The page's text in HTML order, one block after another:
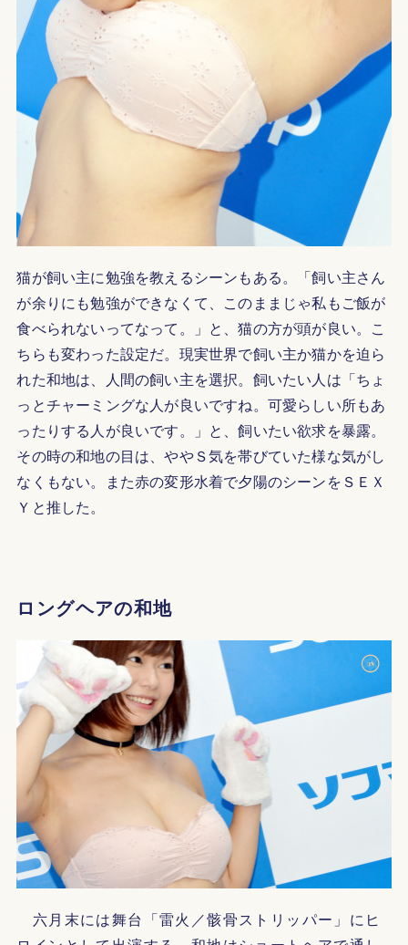
猫が飼い主に勉強を教えるシーンもある。「飼い主さん
が余りにも勉強ができなくて、このままじゃ私もご飯が
食べられないってなって。」と、猫の方が頭が良い。こ
ちらも変わった設定だ。現実世界で飼い主か猫かを迫ら
れた和地は、人間の飼い主を選択。飼いたい人は「ちょ
っとチャーミングな人が良いですね。可愛らしい所もあ
ったりする人が良いです。」と、飼いたい欲求を暴露。
その時の和地の目は、ややＳ気を帯びていた様な気がし
なくもない。また赤の変形水着で夕陽のシーンをＳＥＸ
Ｙと推した。
ロングヘアの和地
六月末には舞台「雷火／骸骨ストリッパー」にヒ